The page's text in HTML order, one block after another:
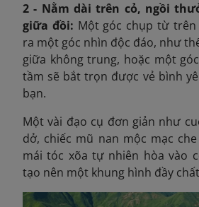
2 - Nằm dài trên cỏ, ngồi
giữa đồi: Một góc chụp từ trên
ra một góc nhìn độc đáo, như
giữa không trung, hoặc một
tầm sẽ bắt trọn được vẻ bình
bạn.
Một vài đạo cụ đơn giản như
dở, chiếc mũ nan mộc mạc
mái tóc xõa tự nhiên hòa vào
tạo nên một khung hình đầy